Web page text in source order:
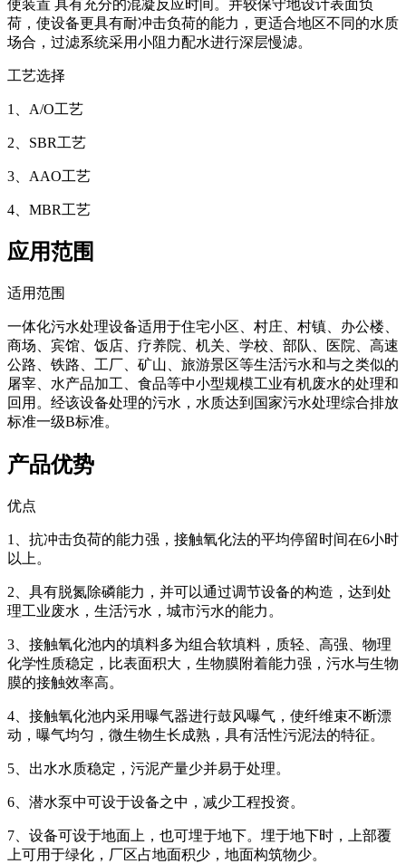
使装置 具有充分的混凝反应时间。并较保守地设计表面负
荷，使设备更具有耐冲击负荷的能力，更适合地区不同的水质
场合，过滤系统采用小阻力配水进行深层慢滤。
工艺选择
1、A/O工艺
2、SBR工艺
3、AAO工艺
4、MBR工艺
应用范围
适用范围
一体化污水处理设备适用于住宅小区、村庄、村镇、办公楼、
商场、宾馆、饭店、疗养院、机关、学校、部队、医院、高速
公路、铁路、工厂、矿山、旅游景区等生活污水和与之类似的
屠宰、水产品加工、食品等中小型规模工业有机废水的处理和
回用。经该设备处理的污水，水质达到国家污水处理综合排放
标准一级B标准。
产品优势
优点
1、抗冲击负荷的能力强，接触氧化法的平均停留时间在6小时
以上。
2、具有脱氮除磷能力，并可以通过调节设备的构造，达到处
理工业废水，生活污水，城市污水的能力。
3、接触氧化池内的填料多为组合软填料，质轻、高强、物理
化学性质稳定，比表面积大，生物膜附着能力强，污水与生物
膜的接触效率高。
4、接触氧化池内采用曝气器进行鼓风曝气，使纤维束不断漂
动，曝气均匀，微生物生长成熟，具有活性污泥法的特征。
5、出水水质稳定，污泥产量少并易于处理。
6、潜水泵中可设于设备之中，减少工程投资。
7、设备可设于地面上，也可埋于地下。埋于地下时，上部覆
上可用于绿化，厂区占地面积少，地面构筑物少。